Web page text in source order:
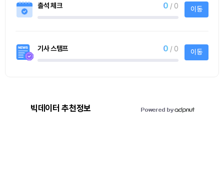
출석 체크 0 / 0 이동
기사 스탬프 0 / 0 이동
빅데이터 추천정보